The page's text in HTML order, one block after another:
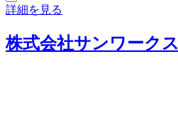
詳細を見る
株式会社サンワークス